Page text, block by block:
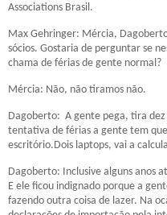
Associations Brasil.
Max Gehringer: Mércia,
sócios. Gostaria de perguntar se
chama de férias de gente normal?
Mércia: Não, não tiramos não.
Dagoberto: A gente pega, tira dez
tentativa de férias a gente tem
escritório.Dois laptops, vai a
Dagoberto: Inclusive alguns anos
E ele ficou indignado porque a
fazendo outra coisa de lazer. Na